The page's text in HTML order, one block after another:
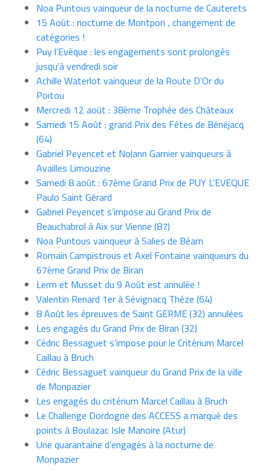
Noa Puntous vainqueur de la nocturne de Cauterets
15 Août : nocturne de Montpon , changement de
catégories !
Puy l’Evèque : les engagements sont prolongés
jusqu’à vendredi soir
Achille Waterlot vainqueur de la Route D’Or du
Poitou
Mercredi 12 août : 38ème Trophée des Châteaux
Samedi 15 Août : grand Prix des Fêtes de Bénéjacq
(64)
Gabriel Peyencet et Nolann Garnier vainqueurs à
Availles Limouzine
Samedi 8 août : 67ème Grand Prix de PUY L’EVEQUE
Paulo Saint Gérard
Gabriel Peyencet s’impose au Grand Prix de
Beauchabrol à Aix sur Vienne (87)
Noa Puntous vainqueur à Salies de Béarn
Romain Campistrous et Axel Fontaine vainqueurs du
67ème Grand Prix de Biran
Lerm et Musset du 9 Août est annulée !
Valentin Renard 1er à Sévignacq Théze (64)
8 Août les épreuves de Saint GERME (32) annulées
Les engagés du Grand Prix de Biran (32)
Cédric Bessaguet s’impose pour le Critérium Marcel
Caillau à Bruch
Cédric Bessaguet vainqueur du Grand Prix de la ville
de Monpazier
Les engagés du critérium Marcel Caillau à Bruch
Le Challenge Dordogne des ACCESS a marqué des
points à Boulazac Isle Manoire (Atur)
Une quarantaine d’engagés à la nocturne de
Monpazier